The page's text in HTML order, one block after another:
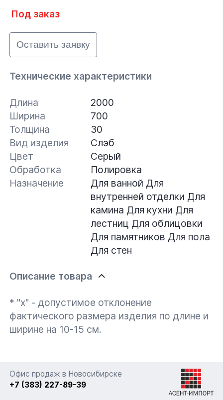
Под заказ
Оставить заявку
Технические характеристики
Длина
2000
Ширина
700
Толщина
30
Вид изделия
Слэб
Цвет
Серый
Обработка
Полировка
Назначение
Для ванной Для
внутренней отделки Для
камина Для кухни Для
лестниц Для облицовки
Для памятников Для пола
Для стен
Описание товара
* "x" - допустимое отклонение
фактического размера изделия по длине и
ширине на 10-15 см.
Офис продаж в Новосибирске
+7 (383) 227-89-39